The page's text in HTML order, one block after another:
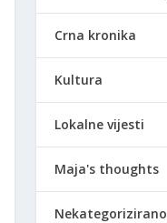
Crna kronika
Kultura
Lokalne vijesti
Maja's thoughts
Nekategorizirano